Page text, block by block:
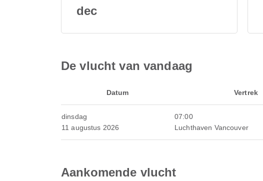
dec
De vlucht van vandaag
Datum Vertrek
dinsdag
11 augustus 2026
07:00
Luchthaven Vancouver
Aankomende vlucht